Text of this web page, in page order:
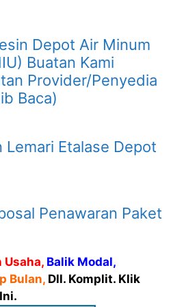
Depot Air Minum
Buatan Kami
Provider/Penyedia
Baca)
Lemari Etalase Depot
Penawaran Paket
Usaha, Balik Modal,
Bulan, Dll. Komplit. Klik